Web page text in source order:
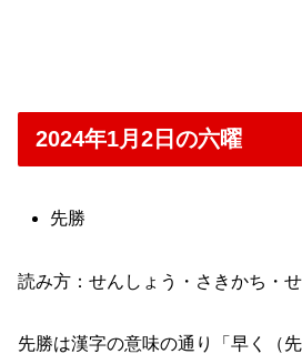
2024年1月2日の六曜
先勝
読み方：せんしょう・さきかち・
先勝は漢字の意味の通り「早く（